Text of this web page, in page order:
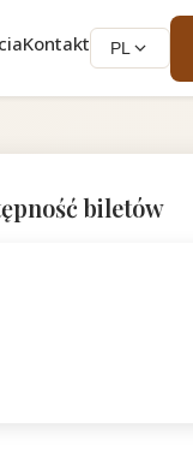
Kontakt PL
biletów